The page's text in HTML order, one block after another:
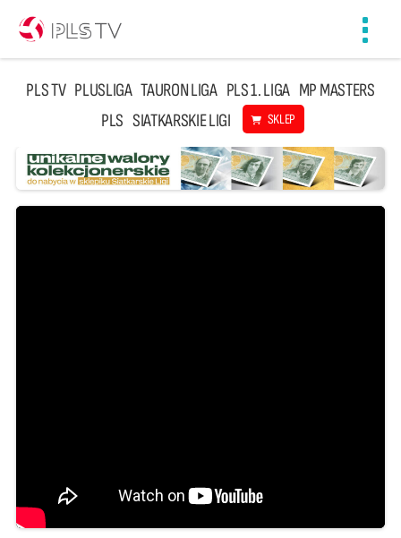
PLS TV PLUSLIGA TAURON LIGA PLS 1. LIGA MP MASTERS
PLS SIATKARSKIE LIGI SKLEP